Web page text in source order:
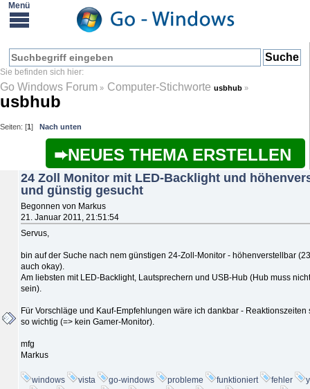
Go Windows Forum » Computer-Stichworteusbhub »
usbhub
Seiten: [1] Nach unten
NEUES THEMA ERSTELLEN
24 Zoll Monitor mit LED-Backlight und
und günstig gesucht
Begonnen von Markus
21. Januar 2011, 21:51:54
Servus,
bin auf der Suche nach nem günstigen 24-Zoll-Monitor - höhenverstellbar
auch okay).
Am liebsten mit LED-Backlight, Lautsprechern und USB-Hub (Hub muss
sein).
Für Vorschläge und Kauf-Empfehlungen wäre ich dankbar - Reaktionszeiten
so wichtig (=> kein Gamer-Monitor).
mfg
Markus
windows vista go-windows probleme funktioniert fehler